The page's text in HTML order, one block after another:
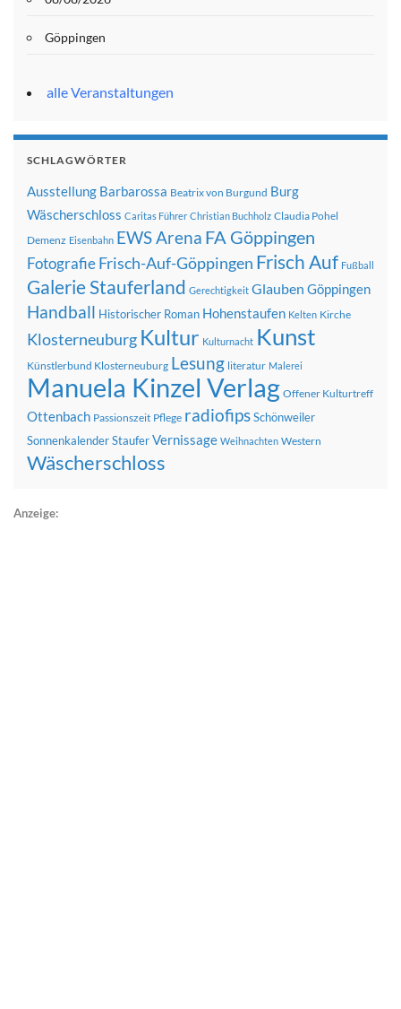
Göppingen
alle Veranstaltungen
SCHLAGWÖRTER
Ausstellung Barbarossa Beatrix von Burgund Burg
Wäscherschloss Caritas Führer Christian Buchholz Claudia Pohel
Demenz Eisenbahn EWS Arena FA Göppingen
FotografieFrisch-Auf-Göppingen Frisch Auf Fußball
Galerie Stauferland Gerechtigkeit Glauben Göppingen
Handball Historischer Roman Hohenstaufen Kelten Kirche
Klosterneuburg Kultur Kulturnacht Kunst
Künstlerbund Klosterneuburg Lesung literatur Malerei
Manuela Kinzel Verlag Offener Kulturtreff
Ottenbach Passionszeit Pflege radiofipsSchönweiler
SonnenkalenderStauferVernissage Weihnachten Western
Wäscherschloss
Anzeige: